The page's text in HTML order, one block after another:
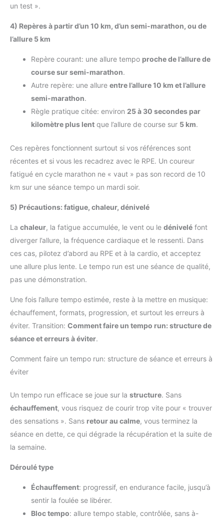
un test ».
4) Repères à partir d’un 10 km, d’un semi-marathon, ou de
l’allure 5 km
Repère courant: une allure tempo proche de l’allure de
course sur semi-marathon.
Autre repère: une allure entre l’allure 10 km et l’allure
semi-marathon.
Règle pratique citée: environ 25 à 30 secondes par
kilomètre plus lent que l’allure de course sur 5 km.
Ces repères fonctionnent surtout si vos références sont
récentes et si vous les recadrez avec le RPE. Un coureur
fatigué en cycle marathon ne « vaut » pas son record de 10
km sur une séance tempo un mardi soir.
5) Précautions: fatigue, chaleur, dénivelé
La chaleur, la fatigue accumulée, le vent ou le dénivelé font
diverger l’allure, la fréquence cardiaque et le ressenti. Dans
ces cas, pilotez d’abord au RPE et à la cardio, et acceptez
une allure plus lente. Le tempo run est une séance de qualité,
pas une démonstration.
Une fois l’allure tempo estimée, reste à la mettre en musique:
échauffement, formats, progression, et surtout les erreurs à
éviter. Transition: Comment faire un tempo run: structure de
séance et erreurs à éviter.
Comment faire un tempo run: structure de séance et erreurs à
éviter
Un tempo run efficace se joue sur la structure. Sans
échauffement, vous risquez de courir trop vite pour « trouver
des sensations ». Sans retour au calme, vous terminez la
séance en dette, ce qui dégrade la récupération et la suite de
la semaine.
Déroulé type
Échauffement: progressif, en endurance facile, jusqu’à
sentir la foulée se libérer.
Bloc tempo: allure tempo stable, contrôlée, sans à-